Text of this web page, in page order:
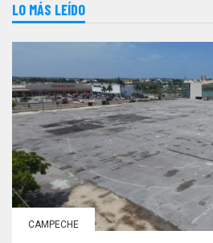
LO MÁS LEÍDO
CAMPECHE